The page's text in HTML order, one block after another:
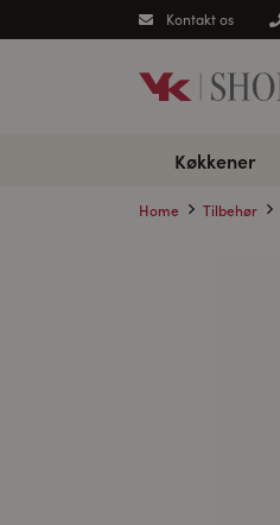
Kontakt os
Køkkener
Home Tilbehør